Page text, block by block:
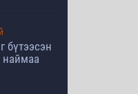
бүтээсэн
наймаа